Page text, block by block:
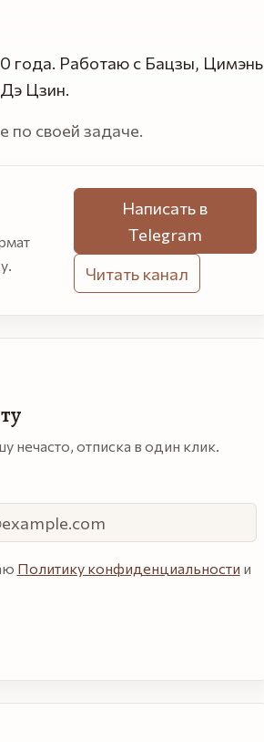
года. Работаю с Бацзы, Цимэнь
Цзин.
своей задаче.
Написать в
Telegram
Читать канал
отписка в один клик.
Политику конфиденциальности и